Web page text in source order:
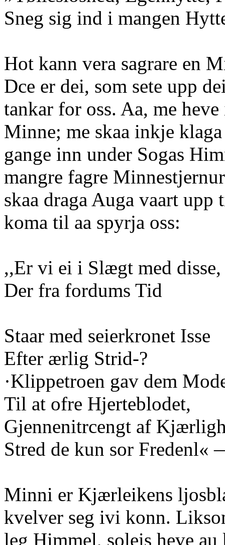
Sneg sig ind i mangen
Hot kann vera sagrare en
Dce er dei, som sete upp
tankar for oss. Aa, me
Minne; me skaa inkje
gange inn under Sogas
mangre fagre
skaa draga Auga vaart upp
koma til aa spyrja oss:
,,Er vi ei i Slægt med disse,
Der fra fordums Tid
Staar med seierkronet Isse
Efter ærlig Strid-?
·Klippetroen gav dem
Til at ofre Hjerteblodet,
Gjennenitrcengt af
Stred de kun sor Fredenl«
Minni er Kjærleikens
kvelver seg ivi konn.
leg Himmel, soleis heve